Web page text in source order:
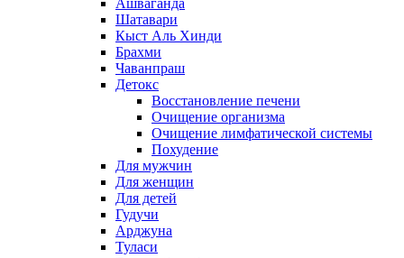
Ашваганда
Шатавари
Кыст Аль Хинди
Брахми
Чаванпраш
Детокс
Восстановление печени
Очищение организма
Очищение лимфатической системы
Похудение
Для мужчин
Для женщин
Для детей
Гудучи
Арджуна
Туласи